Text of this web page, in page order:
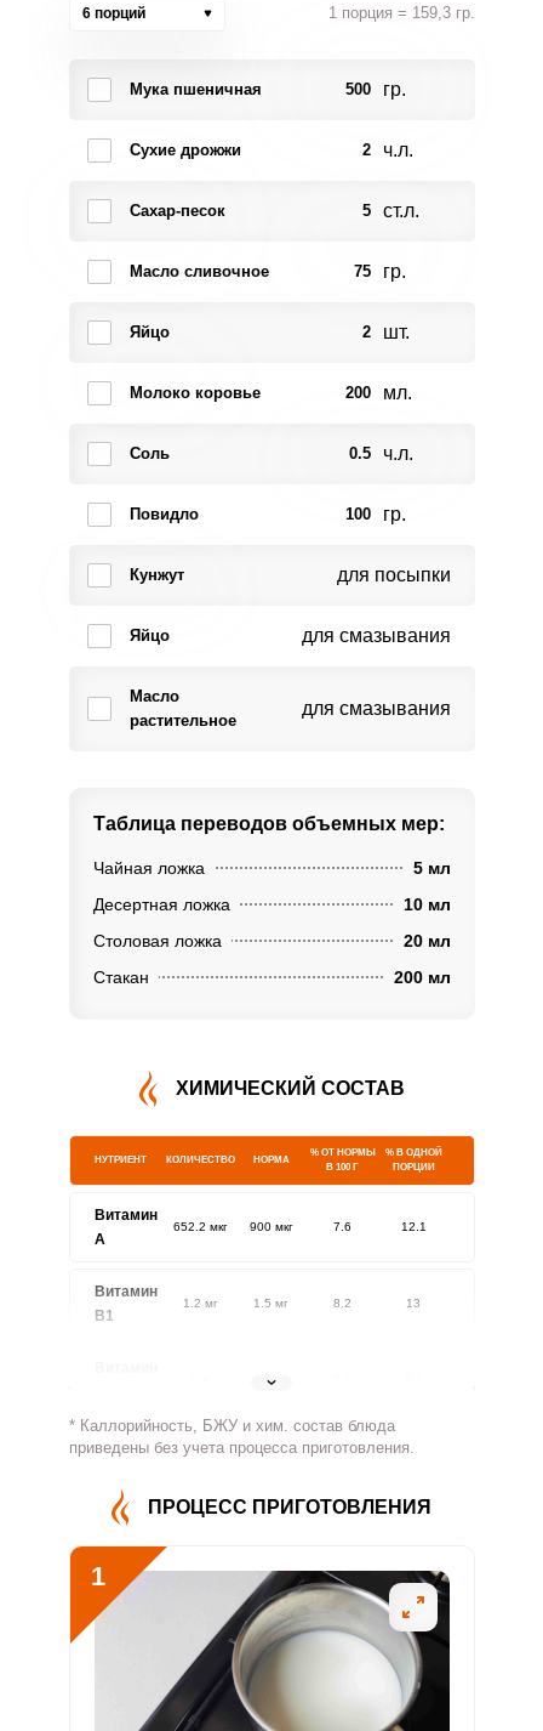
6 порций 1 порция = 159,3 гр.
Мука пшеничная 500 гр.
Сухие дрожжи 2 ч.л.
Сахар-песок 5 ст.л.
Масло сливочное 75 гр.
Яйцо 2 шт.
Молоко коровье 200 мл.
Соль 0.5 ч.л.
Повидло 100 гр.
Кунжут для посыпки
Яйцо для смазывания
Масло
растительное
для смазывания
Таблица переводов объемных мер:
Чайная ложка
5 мл
Десертная ложка
10 мл
Столовая ложка
20 мл
Стакан
200 мл
ХИМИЧЕСКИЙ СОСТАВ
НУТРИЕНТ КОЛИЧЕСТВО НОРМА
% ОТ НОРМЫ
В 100 Г
% В ОДНОЙ
ПОРЦИИ
Витамин
A
652.2 мкг 900 мкг 7.6 12.1
Витамин
В1
1.2 мг 1.5 мг 8.2 13
1.8 мг
Витамин
564.1 мг 500 мг 11.8 18.8
Витамин
В5
Витамин
В6
2 мг 6.1 9.7
210 мкг 400 мкг 8.8
* Каллорийность, БЖУ и хим. состав блюда
приведены без учета процесса приготовления.
ПРОЦЕСС ПРИГОТОВЛЕНИЯ
1